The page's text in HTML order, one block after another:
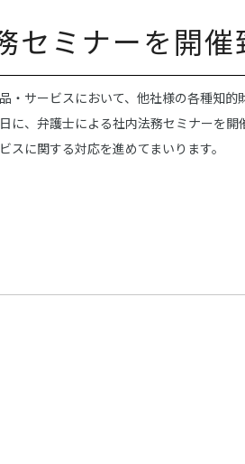
セミナーを開催
・サービスにおいて、他社様の各種知
に、弁護士による社内法務セミナーを
スに関する対応を進めてまいります。